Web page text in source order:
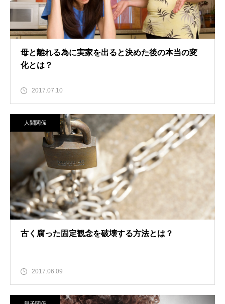
母と離れる為に実家を出ると決めた後の本当の変
化とは？
2017.07.10
人間関係
古く腐った固定観念を破壊する方法とは？
2017.06.09